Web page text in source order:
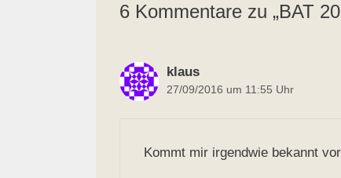
6 Kommentare zu „BAT
klaus
27/09/2016 um 11:55 Uhr
Kommt mir irgendwie bekannt